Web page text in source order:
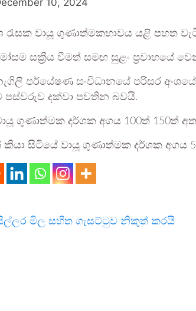
10, 2024
රැසක වායූ ගුණාත්මකභාවය යළි පහත
සක්‍රීය වීමත් සමඟ සුළං ප්‍රවාහයේ
පර්යේෂණ සංවිධානයේ පරිසර
දක්වා පවතින බවයි.
වායූ ගුණාත්මක දර්ශක අගය 100ත් 150ත්
කියා සිටියේ වායූ ගුණාත්මක දර්ශක අගය
මිල සහිත ගැසට්ටුව නිකුත් කරයි